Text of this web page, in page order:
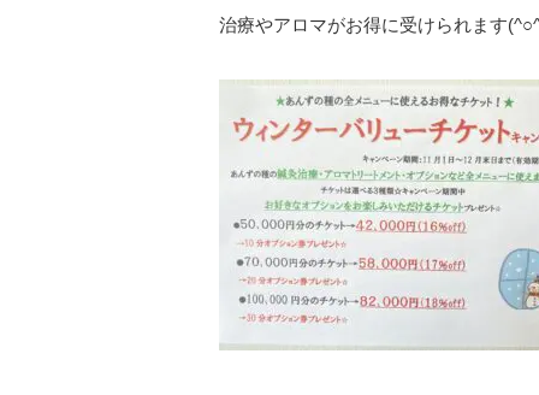
治療やアロマがお得に受けられます